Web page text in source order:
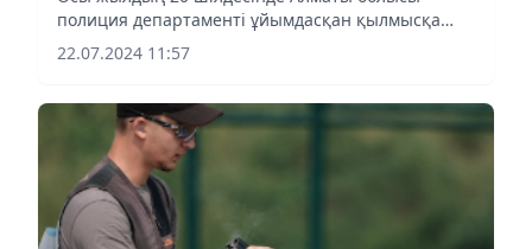
полиция департаменті ұйымдасқан қылмысқа
қарсы күрес басқармасының қызметкерлері
алаяқтық жасаған қылмыстық топтың мүшесін
22.07.2024 11:57